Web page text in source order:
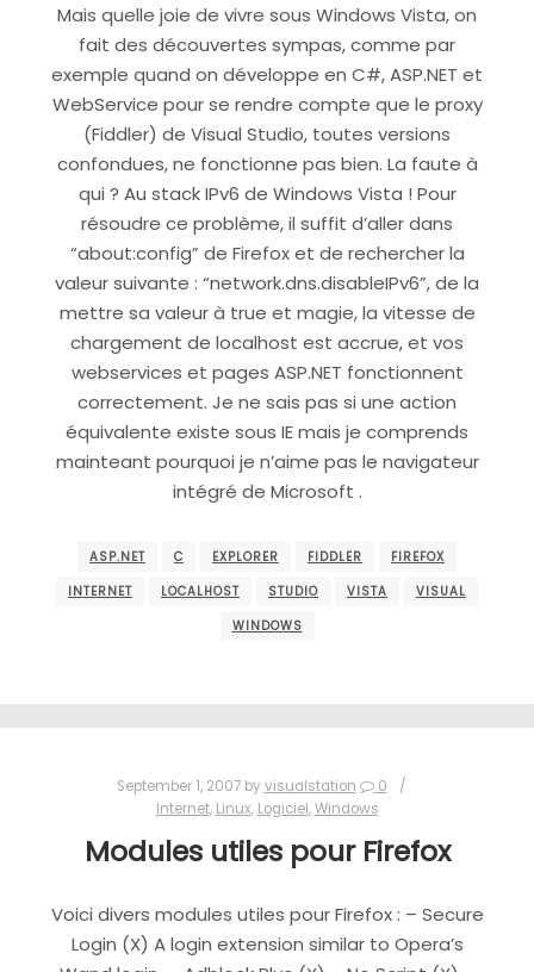
Mais quelle joie de vivre sous Windows Vista, on
fait des découvertes sympas, comme par
exemple quand on développe en C#, ASP.NET et
WebService pour se rendre compte que le proxy
(Fiddler) de Visual Studio, toutes versions
confondues, ne fonctionne pas bien. La faute à
qui ? Au stack IPv6 de Windows Vista ! Pour
résoudre ce problème, il suffit d’aller dans
“about:config” de Firefox et de rechercher la
valeur suivante : “network.dns.disableIPv6”, de la
mettre sa valeur à true et magie, la vitesse de
chargement de localhost est accrue, et vos
webservices et pages ASP.NET fonctionnent
correctement. Je ne sais pas si une action
équivalente existe sous IE mais je comprends
mainteant pourquoi je n’aime pas le navigateur
intégré de Microsoft .
ASP.NET C EXPLORER FIDDLER
FIREFOX
INTERNET
LOCALHOST STUDIO VISTA
VISUAL
WINDOWS
September 1, 2007by visualstation
0
Internet, Linux, Logiciel,Windows
Modules utiles pour Firefox
Voici divers modules utiles pour Firefox : – Secure
Login (X) A login extension similar to Opera’s